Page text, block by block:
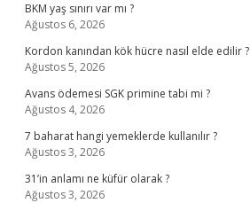
BKM yaş sınırı var mı ?
Ağustos 6, 2026
Kordon kanından kök hücre nasıl elde edilir ?
Ağustos 5, 2026
Avans ödemesi SGK primine tabi mi ?
Ağustos 4, 2026
7 baharat hangi yemeklerde kullanılır ?
Ağustos 3, 2026
31’in anlamı ne küfür olarak ?
Ağustos 3, 2026